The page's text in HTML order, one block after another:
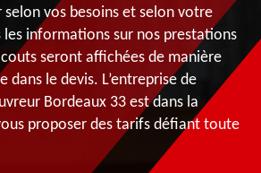
selon vos besoins et selon votre
les informations sur nos prestations
seront affichées de manière
dans le devis. L’entreprise de
Bordeaux 33 est dans la
proposer des tarifs défiant toute